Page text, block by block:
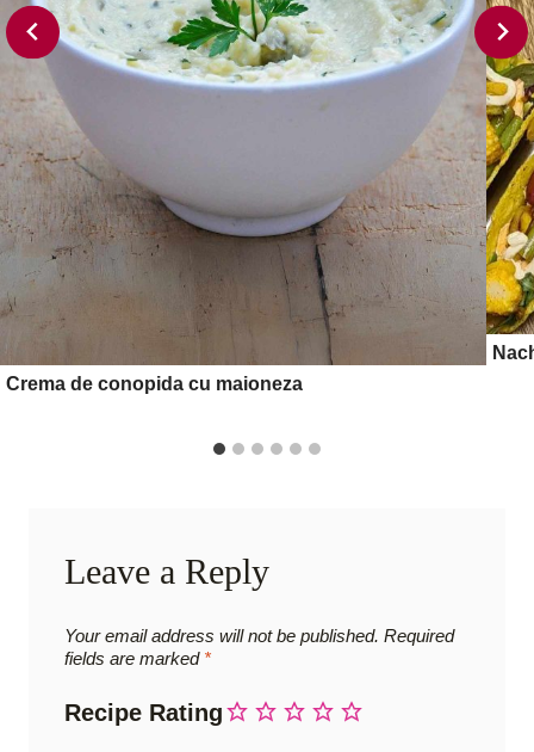
Crema de conopida cu maioneza
Leave a Reply
Your email address will not be published. Required
fields are marked *
Recipe Rating